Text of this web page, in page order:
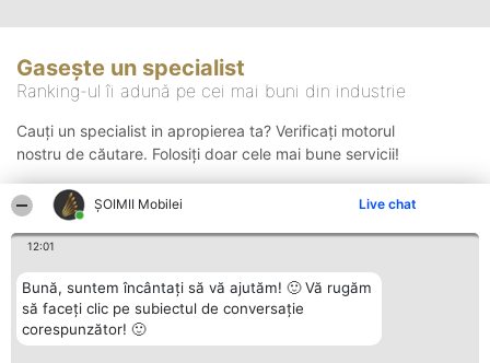
ȘOIMII Mobilei Live chat
12:01
Bună, suntem încântați să vă ajutăm! 🙂 Vă rugăm
să faceți clic pe subiectul de conversație
corespunzător! 🙂
Gasește un specialist
Ranking-ul îi adună pe cei mai buni din industrie
Cauți un specialist in apropierea ta? Verificați motorul
nostru de căutare. Folosiți doar cele mai bune servicii!